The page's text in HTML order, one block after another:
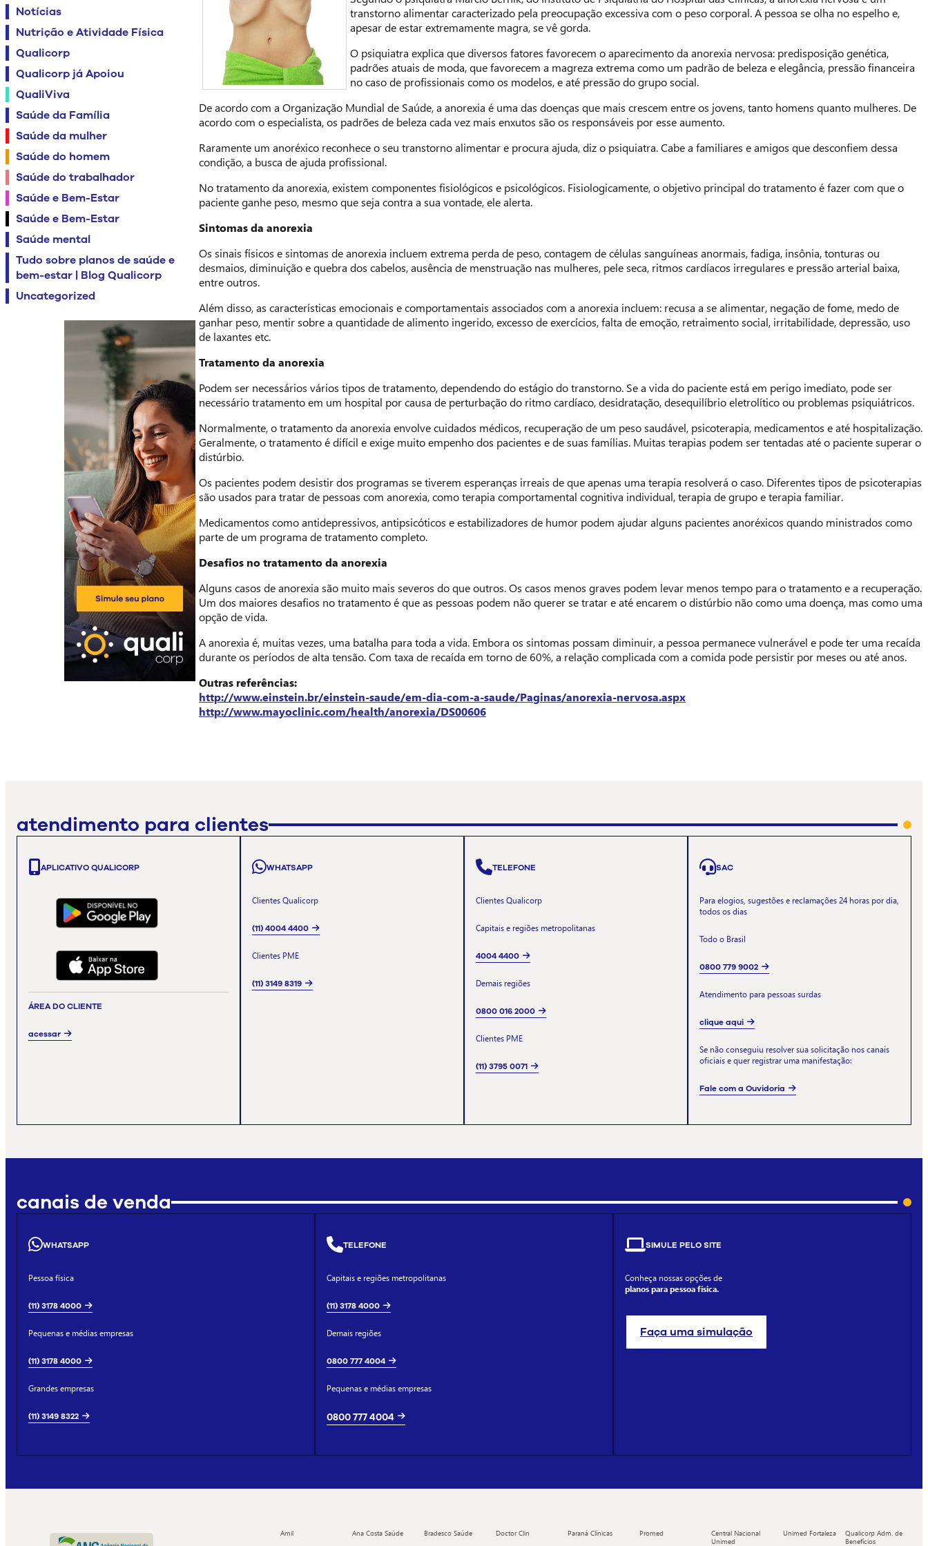
Notícias
Nutrição e Atividade Física
Qualicorp
Qualicorp já Apoiou
QualiViva
Saúde da Família
Saúde da mulher
Saúde do homem
Saúde do trabalhador
Saúde e Bem-Estar
Saúde e Bem-Estar
Saúde mental
Tudo sobre planos de saúde e
bem-estar | Blog Qualicorp
Uncategorized
transtorno alimentar caracterizado pela preocupação excessiva com o peso corporal. A pessoa se olha no espelho e,
apesar de estar extremamente magra, se vê gorda.
O psiquiatra explica que diversos fatores favorecem o aparecimento da anorexia nervosa: predisposição genética,
padrões atuais de moda, que favorecem a magreza extrema como um padrão de beleza e elegância, pressão financeira
no caso de profissionais como os modelos, e até pressão do grupo social.
De acordo com a Organização Mundial de Saúde, a anorexia é uma das doenças que mais crescem entre os jovens, tanto homens quanto mulheres. De
acordo com o especialista, os padrões de beleza cada vez mais enxutos são os responsáveis por esse aumento.
Raramente um anoréxico reconhece o seu transtorno alimentar e procura ajuda, diz o psiquiatra. Cabe a familiares e amigos que desconfiem dessa
condição, a busca de ajuda profissional.
No tratamento da anorexia, existem componentes fisiológicos e psicológicos. Fisiologicamente, o objetivo principal do tratamento é fazer com que o
paciente ganhe peso, mesmo que seja contra a sua vontade, ele alerta.
Sintomas da anorexia
Os sinais físicos e sintomas de anorexia incluem extrema perda de peso, contagem de células sanguíneas anormais, fadiga, insônia, tonturas ou
desmaios, diminuição e quebra dos cabelos, ausência de menstruação nas mulheres, pele seca, ritmos cardíacos irregulares e pressão arterial baixa,
entre outros.
Além disso, as características emocionais e comportamentais associados com a anorexia incluem: recusa a se alimentar, negação de fome, medo de
ganhar peso, mentir sobre a quantidade de alimento ingerido, excesso de exercícios, falta de emoção, retraimento social, irritabilidade, depressão, uso
de laxantes etc.
Tratamento da anorexia
Podem ser necessários vários tipos de tratamento, dependendo do estágio do transtorno. Se a vida do paciente está em perigo imediato, pode ser
necessário tratamento em um hospital por causa de perturbação do ritmo cardíaco, desidratação, desequilíbrio eletrolítico ou problemas psiquiátricos.
Normalmente, o tratamento da anorexia envolve cuidados médicos, recuperação de um peso saudável, psicoterapia, medicamentos e até hospitalização.
Geralmente, o tratamento é difícil e exige muito empenho dos pacientes e de suas famílias. Muitas terapias podem ser tentadas até o paciente superar o
distúrbio.
Os pacientes podem desistir dos programas se tiverem esperanças irreais de que apenas uma terapia resolverá o caso. Diferentes tipos de psicoterapias
são usados para tratar de pessoas com anorexia, como terapia comportamental cognitiva individual, terapia de grupo e terapia familiar.
Medicamentos como antidepressivos, antipsicóticos e estabilizadores de humor podem ajudar alguns pacientes anoréxicos quando ministrados como
parte de um programa de tratamento completo.
Desafios no tratamento da anorexia
Alguns casos de anorexia são muito mais severos do que outros. Os casos menos graves podem levar menos tempo para o tratamento e a recuperação.
Um dos maiores desafios no tratamento é que as pessoas podem não querer se tratar e até encarem o distúrbio não como uma doença, mas como uma
opção de vida.
A anorexia é, muitas vezes, uma batalha para toda a vida. Embora os sintomas possam diminuir, a pessoa permanece vulnerável e pode ter uma recaída
durante os períodos de alta tensão. Com taxa de recaída em torno de 60%, a relação complicada com a comida pode persistir por meses ou até anos.
Outras referências:
http://www.einstein.br/einstein-saude/em-dia-com-a-saude/Paginas/anorexia-nervosa.aspx
http://www.mayoclinic.com/health/anorexia/DS00606
atendimento para clientes
APLICATIVO QUALICORP
ÁREA DO CLIENTE
acessar
WHATSAPP
Clientes Qualicorp
(11) 4004 4400
Clientes PME
(11) 3149 8319
TELEFONE
Clientes Qualicorp
Capitais e regiões metropolitanas
4004 4400
Demais regiões
0800 016 2000
Clientes PME
(11) 3795 0071
SAC
Para elogios, sugestões e reclamações 24 horas por dia,
todos os dias
Todo o Brasil
0800 779 9002
Atendimento para pessoas surdas
clique aqui
Se não conseguiu resolver sua solicitação nos canais
oficiais e quer registrar uma manifestação:
Fale com a Ouvidoria
canais de venda
WHATSAPP
Pessoa física
(11) 3178 4000
Pequenas e médias empresas
(11) 3178 4000
Grandes empresas
(11) 3149 8322
TELEFONE
Capitais e regiões metropolitanas
(11) 3178 4000
Demais regiões
0800 777 4004
Pequenas e médias empresas
0800 777 4004
SIMULE PELO SITE
Conheça nossas opções de
planos para pessoa física.
Faça uma simulação
Amil Ana Costa Saúde Bradesco Saúde Doctor Clin Paraná Clínicas Promed
Central Nacional
Unimed
Unimed Fortaleza
Qualicorp Adm. de
Benefícios